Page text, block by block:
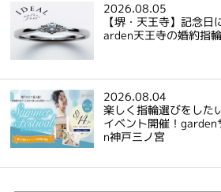
2026.08.05
【堺・天王寺】記念
arden天王寺の婚約指
2026.08.04
楽しく指輪選びをした
イベント開催！
n神戸三ノ宮